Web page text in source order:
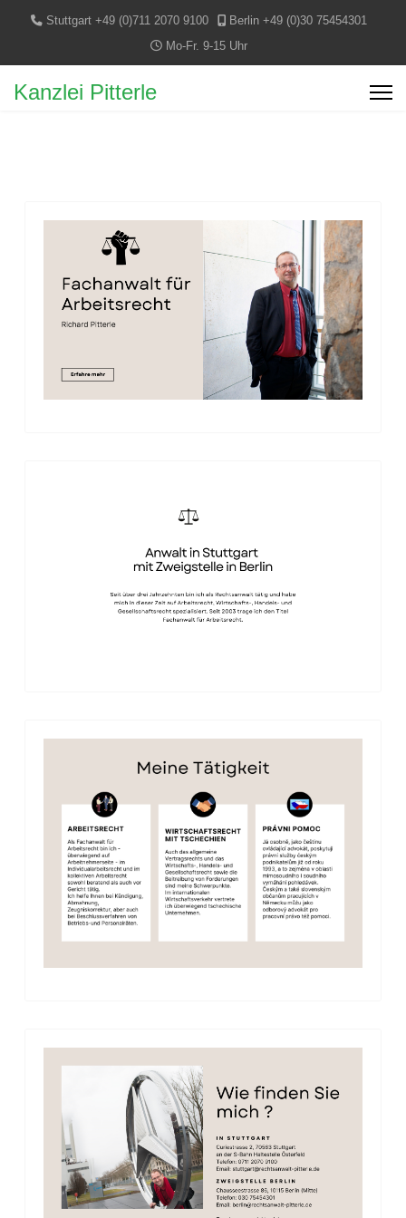
Stuttgart +49 (0)711 2070 9100
Berlin +49 (0)30 75454301
Mo-Fr. 9-15 Uhr
Kanzlei Pitterle